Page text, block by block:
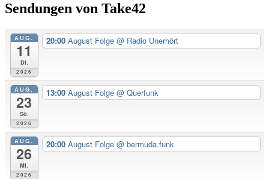
Sendungen von Take42
AUG.
11
Di.
2026
20:00 August Folge @ Radio Unerhört
AUG.
23
So.
2026
13:00 August Folge @ Querfunk
AUG.
26
Mi.
2026
20:00 August Folge @ bermuda.funk